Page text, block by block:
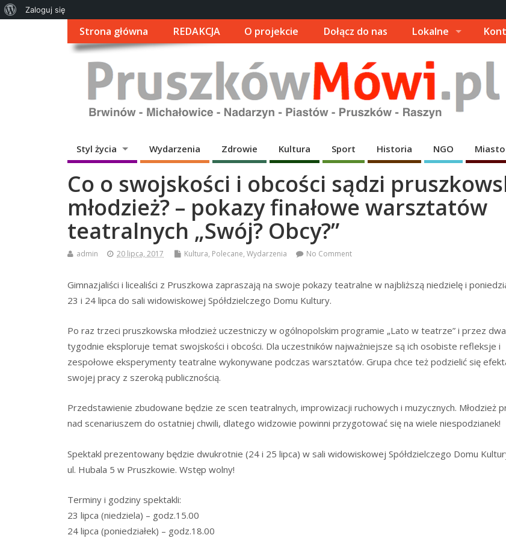
Strona główna REDAKCJA O projekcie Dołącz do nas Lokalne
Styl życia Wydarzenia Zdrowie Kultura Sport Historia NGO Miasto
Co o swojskości i obcości sądzi
młodzież? – pokazy finałowe warsztatów
teatralnych „Swój? Obcy?”
admin 20 lipca, 2017 Kultura, Polecane, Wydarzenia No Comment
Gimnazjaliści i licealiści z Pruszkowa zapraszają na swoje pokazy teatralne w najbliższą niedzielę i
23 i 24 lipca do sali widowiskowej Spółdzielczego Domu Kultury.
Po raz trzeci pruszkowska młodzież uczestniczy w ogólnopolskim programie „Lato w teatrze” i przez dwa
tygodnie eksploruje temat swojskości i obcości. Dla uczestników najważniejsze są ich osobiste refleksje i
zespołowe eksperymenty teatralne wykonywane podczas warsztatów. Grupa chce też podzielić się
swojej pracy z szeroką publicznością.
Przedstawienie zbudowane będzie ze scen teatralnych, improwizacji ruchowych i muzycznych. Młodzież
nad scenariuszem do ostatniej chwili, dlatego widzowie powinni przygotować się na wiele niespodzianek!
Spektakl prezentowany będzie dwukrotnie (24 i 25 lipca) w sali widowiskowej Spółdzielczego Domu
ul. Hubala 5 w Pruszkowie. Wstęp wolny!
Terminy i godziny spektakli:
23 lipca (niedziela) – godz.15.00
24 lipca (poniedziałek) – godz.18.00
Zaloguj się